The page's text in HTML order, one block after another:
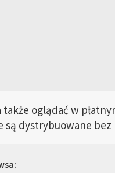
oglądać w
są dystrybuowane